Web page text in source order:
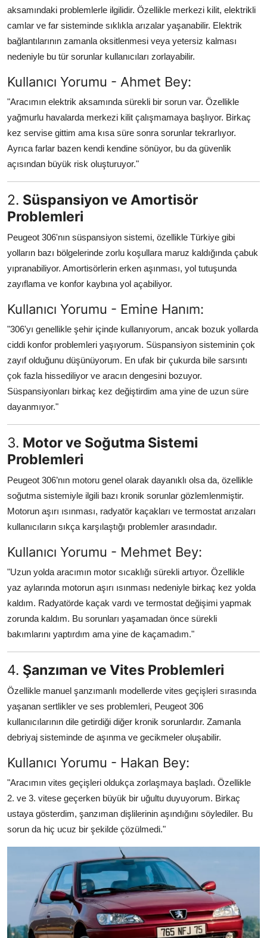
aksamındaki problemlerle ilgilidir. Özellikle merkezi kilit, elektrikli
camlar ve far sisteminde sıklıkla arızalar yaşanabilir. Elektrik
bağlantılarının zamanla oksitlenmesi veya yetersiz kalması
nedeniyle bu tür sorunlar kullanıcıları zorlayabilir.
Kullanıcı Yorumu - Ahmet Bey:
"Aracımın elektrik aksamında sürekli bir sorun var. Özellikle
yağmurlu havalarda merkezi kilit çalışmamaya başlıyor. Birkaç
kez servise gittim ama kısa süre sonra sorunlar tekrarlıyor.
Ayrıca farlar bazen kendi kendine sönüyor, bu da güvenlik
açısından büyük risk oluşturuyor."
2. Süspansiyon ve Amortisör
Problemleri
Peugeot 306'nın süspansiyon sistemi, özellikle Türkiye gibi
yolların bazı bölgelerinde zorlu koşullara maruz kaldığında çabuk
yıpranabiliyor. Amortisörlerin erken aşınması, yol tutuşunda
zayıflama ve konfor kaybına yol açabiliyor.
Kullanıcı Yorumu - Emine Hanım:
"306'yı genellikle şehir içinde kullanıyorum, ancak bozuk yollarda
ciddi konfor problemleri yaşıyorum. Süspansiyon sisteminin çok
zayıf olduğunu düşünüyorum. En ufak bir çukurda bile sarsıntı
çok fazla hissediliyor ve aracın dengesini bozuyor.
Süspansiyonları birkaç kez değiştirdim ama yine de uzun süre
dayanmıyor."
3. Motor ve Soğutma Sistemi
Problemleri
Peugeot 306’nın motoru genel olarak dayanıklı olsa da, özellikle
soğutma sistemiyle ilgili bazı kronik sorunlar gözlemlenmiştir.
Motorun aşırı ısınması, radyatör kaçakları ve termostat arızaları
kullanıcıların sıkça karşılaştığı problemler arasındadır.
Kullanıcı Yorumu - Mehmet Bey:
"Uzun yolda aracımın motor sıcaklığı sürekli artıyor. Özellikle
yaz aylarında motorun aşırı ısınması nedeniyle birkaç kez yolda
kaldım. Radyatörde kaçak vardı ve termostat değişimi yapmak
zorunda kaldım. Bu sorunları yaşamadan önce sürekli
bakımlarını yaptırdım ama yine de kaçamadım."
4. Şanzıman ve Vites Problemleri
Özellikle manuel şanzımanlı modellerde vites geçişleri sırasında
yaşanan sertlikler ve ses problemleri, Peugeot 306
kullanıcılarının dile getirdiği diğer kronik sorunlardır. Zamanla
debriyaj sisteminde de aşınma ve gecikmeler oluşabilir.
Kullanıcı Yorumu - Hakan Bey:
"Aracımın vites geçişleri oldukça zorlaşmaya başladı. Özellikle
2. ve 3. vitese geçerken büyük bir uğultu duyuyorum. Birkaç
ustaya gösterdim, şanzıman dişlilerinin aşındığını söylediler. Bu
sorun da hiç ucuz bir şekilde çözülmedi."